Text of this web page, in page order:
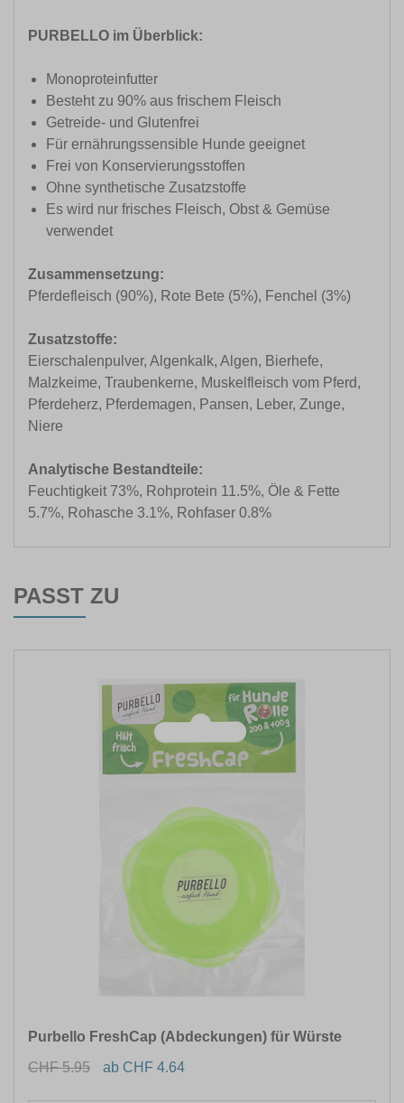
PURBELLO im Überblick:
Monoproteinfutter
Besteht zu 90% aus frischem Fleisch
Getreide- und Glutenfrei
Für ernährungssensible Hunde geeignet
Frei von Konservierungsstoffen
Ohne synthetische Zusatzstoffe
Es wird nur frisches Fleisch, Obst & Gemüse
verwendet
Zusammensetzung:
Pferdefleisch (90%), Rote Bete (5%), Fenchel (3%)
Zusatzstoffe:
Eierschalenpulver, Algenkalk, Algen, Bierhefe,
Malzkeime, Traubenkerne, Muskelfleisch vom Pferd,
Pferdeherz, Pferdemagen, Pansen, Leber, Zunge,
Niere
Analytische Bestandteile:
Feuchtigkeit 73%, Rohprotein 11.5%, Öle & Fette
5.7%, Rohasche 3.1%, Rohfaser 0.8%
PASST ZU
Purbello FreshCap (Abdeckungen) für Würste
CHF 5.95
ab CHF 4.64